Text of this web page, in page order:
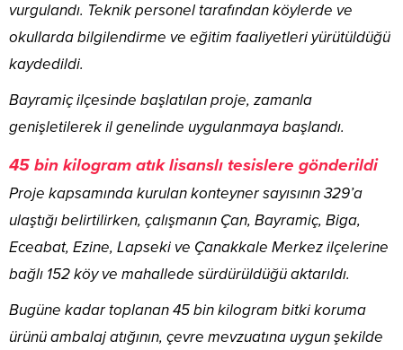
vurgulandı. Teknik personel tarafından köylerde ve
okullarda bilgilendirme ve eğitim faaliyetleri yürütüldüğü
kaydedildi.
Bayramiç ilçesinde başlatılan proje, zamanla
genişletilerek il genelinde uygulanmaya başlandı.
45 bin kilogram atık lisanslı tesislere gönderildi
Proje kapsamında kurulan konteyner sayısının 329’a
ulaştığı belirtilirken, çalışmanın Çan, Bayramiç, Biga,
Eceabat, Ezine, Lapseki ve Çanakkale Merkez ilçelerine
bağlı 152 köy ve mahallede sürdürüldüğü aktarıldı.
Bugüne kadar toplanan 45 bin kilogram bitki koruma
ürünü ambalaj atığının, çevre mevzuatına uygun şekilde